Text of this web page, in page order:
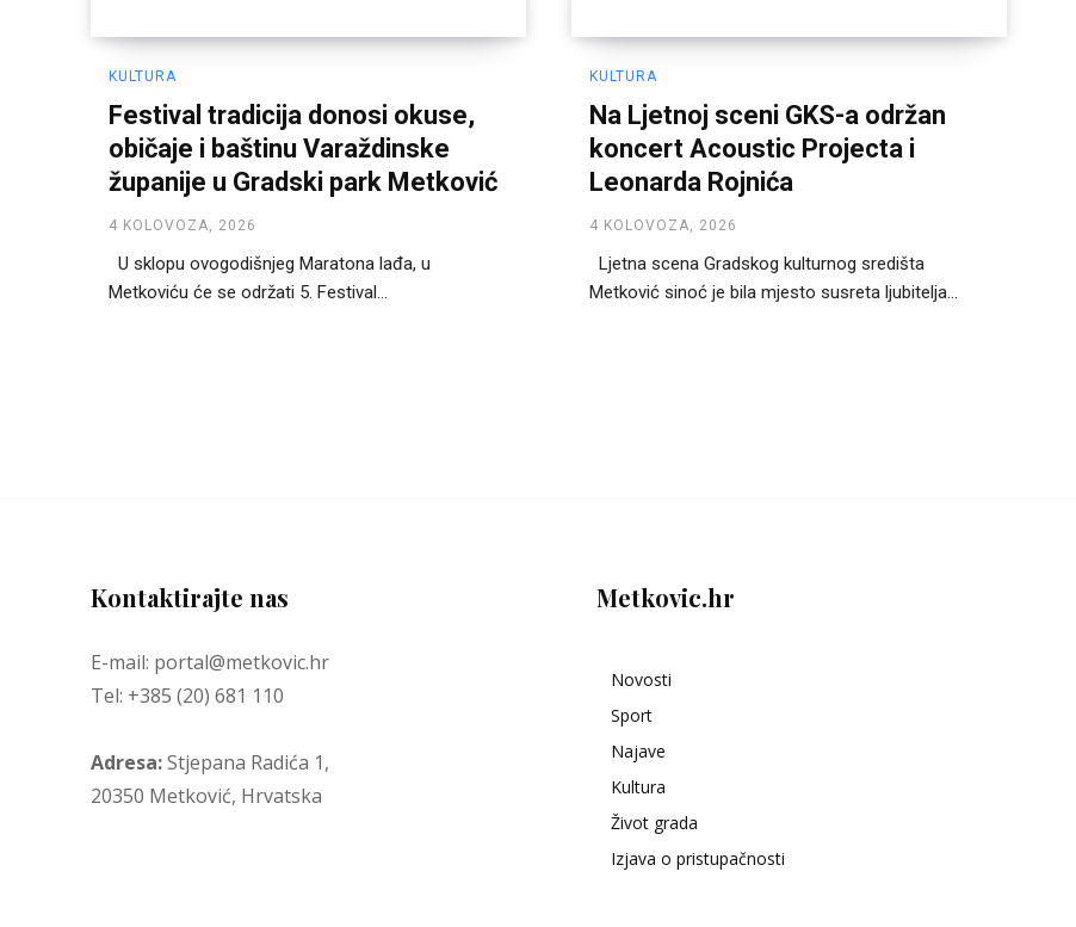
KULTURA
Festival tradicija donosi okuse,
običaje i baštinu Varaždinske
županije u Gradski park Metković
4 KOLOVOZA, 2026
U sklopu ovogodišnjeg Maratona lađa, u
Metkoviću će se održati 5. Festival...
KULTURA
Na Ljetnoj sceni GKS-a održan
koncert Acoustic Projecta i
Leonarda Rojnića
4 KOLOVOZA, 2026
Ljetna scena Gradskog kulturnog središta
Metković sinoć je bila mjesto susreta ljubitelja...
Kontaktirajte nas
E-mail: portal@metkovic.hr
Tel: +385 (20) 681 110
Adresa:Stjepana Radića 1,
20350 Metković, Hrvatska
Metkovic.hr
Novosti
Sport
Najave
Kultura
Život grada
Izjava o pristupačnosti